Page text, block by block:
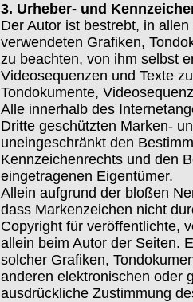
3. Urheber- und
Der Autor ist bestrebt, in
verwendeten Grafiken,
zu beachten, von ihm selbst
Videosequenzen und Texte
Tondokumente,
Alle innerhalb des
Dritte geschützten Marken-
uneingeschränkt den
Kennzeichenrechts und den
eingetragenen Eigentümer.
Allein aufgrund der bloßen
dass Markenzeichen nicht
Copyright für veröffentlichte,
allein beim Autor der Seiten.
solcher Grafiken,
anderen elektronischen oder
ausdrückliche Zustimmung